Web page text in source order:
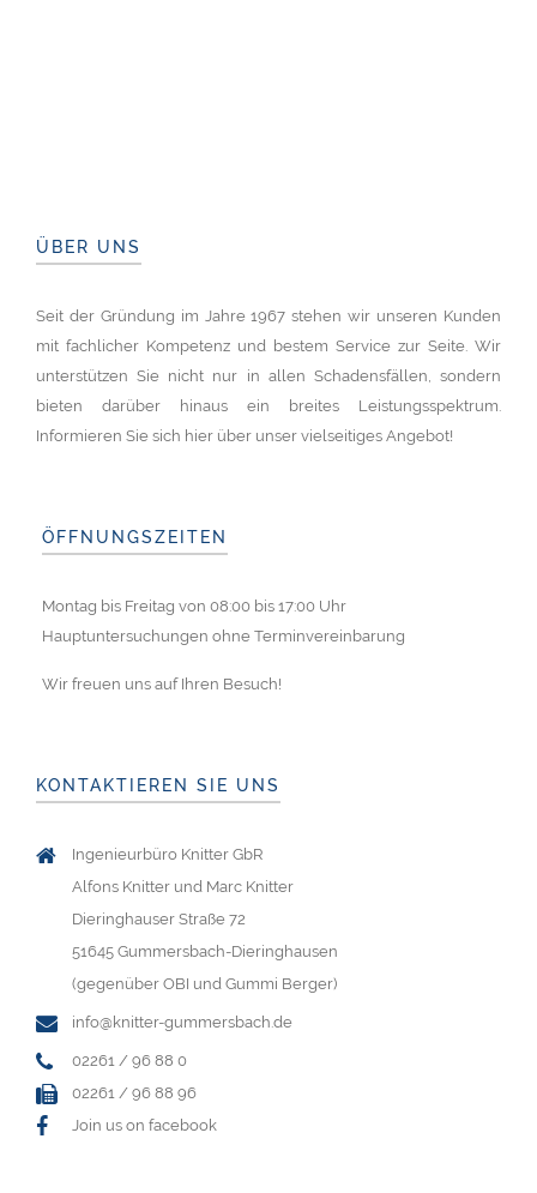
ÜBER UNS
Seit der Gründung im Jahre 1967 stehen wir unseren Kunden
mit fachlicher Kompetenz und bestem Service zur Seite. Wir
unterstützen Sie nicht nur in allen Schadensfällen, sondern
bieten darüber hinaus ein breites Leistungsspektrum.
Informieren Sie sich hier über unser vielseitiges Angebot!
ÖFFNUNGSZEITEN
Montag bis Freitag von 08:00 bis 17:00 Uhr
Hauptuntersuchungen ohne Terminvereinbarung
Wir freuen uns auf Ihren Besuch!
KONTAKTIEREN SIE UNS
Ingenieurbüro Knitter GbR
Alfons Knitter und Marc Knitter
Dieringhauser Straße 72
51645 Gummersbach-Dieringhausen
(gegenüber OBI und Gummi Berger)
info@knitter-gummersbach.de
02261 / 96 88 0
02261 / 96 88 96
Join us on facebook